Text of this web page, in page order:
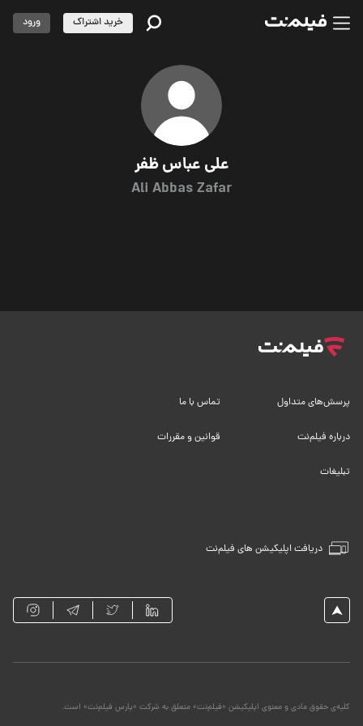
علی عباس ظفر
Ali Abbas Zafar
خرید اشتراک ورود
دریافت اپلیکیشن های فیلم‌نت
پرسش‌های متداول تماس با ما
درباره فیلم‌نت قوانین و مقررات
تبلیغات
کلیه‌ی حقوق مادی و معنوی اپلیکیشن «فیلم‌نت» متعلق به شرکت «پارس فیلم‌نت» است.